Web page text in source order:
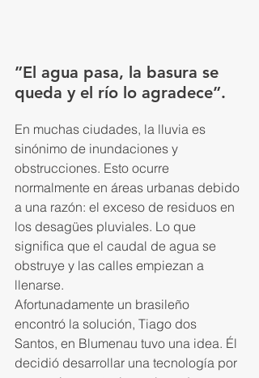
”El agua pasa, la basura se
queda y el río lo agradece”.
En muchas ciudades, la lluvia es
sinónimo de inundaciones y
obstrucciones. Esto ocurre
normalmente en áreas urbanas debido
a una razón: el exceso de residuos en
los desagües pluviales. Lo que
significa que el caudal de agua se
obstruye y las calles empiezan a
llenarse.
Afortunadamente un brasileño
encontró la solución, Tiago dos
Santos, en Blumenau tuvo una idea. Él
decidió desarrollar una tecnología por